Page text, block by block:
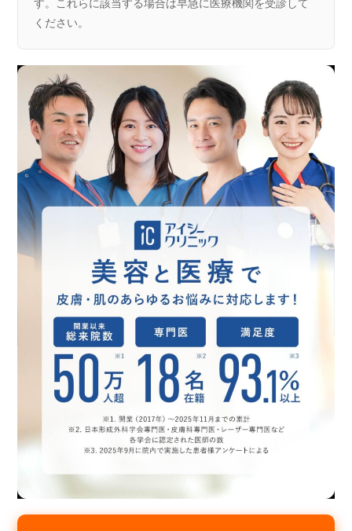
す。これらに該当する場合は早急に医療機関を受診して
ください。